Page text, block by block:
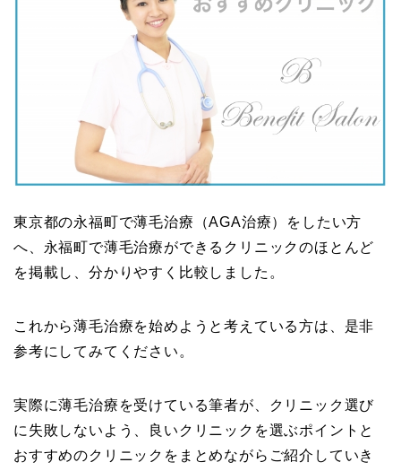
東京都の永福町で薄毛治療（AGA治療）をしたい方
へ、永福町で薄毛治療ができるクリニックのほとんど
を掲載し、分かりやすく比較しました。
これから薄毛治療を始めようと考えている方は、是非
参考にしてみてください。
実際に薄毛治療を受けている筆者が、クリニック選び
に失敗しないよう、良いクリニックを選ぶポイントと
おすすめのクリニックをまとめながらご紹介していき